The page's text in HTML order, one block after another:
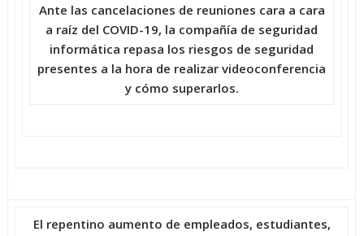
Ante las cancelaciones de reuniones cara a cara
a raíz del COVID-19, la compañía de seguridad
informática repasa los riesgos de seguridad
presentes a la hora de realizar videoconferencia
y cómo superarlos.
El repentino aumento de empleados, estudiantes,